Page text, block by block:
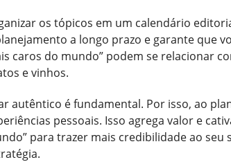
os tópicos em um calendário
a longo prazo e garante que
caros do mundo” podem se relacionar
e vinhos.
autêntico é fundamental. Por isso, ao
pessoais. Isso agrega valor e
para trazer mais credibilidade ao